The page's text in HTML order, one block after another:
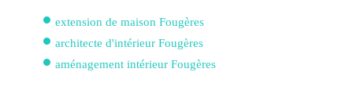
extension de maison Fougères
architecte d'intérieur Fougères
aménagement intérieur Fougères